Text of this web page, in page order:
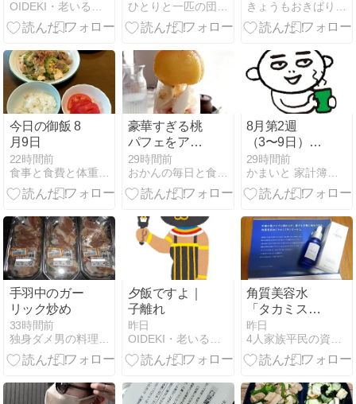
4階の行き止
まりなんです
って 自分を褒
めて１日を終
今日の御飯 8
月9日
22時間前
豪華すぎる桃
パフェをアニ
マで頂く
29時間前
8月第2週
（3〜9日）の
支出
29時間前
手羽中のガー
リック炒め
33時間前
独身ダメ男の料理＆家事の備忘録 - 楽天ブログ
夕飯ですよ｜
子離れ
昨日
OIDEKI・老いる前にできることを行う
角質美容水
「タカミスキ
ンピール」
昨日
4人家族平民の資産運用